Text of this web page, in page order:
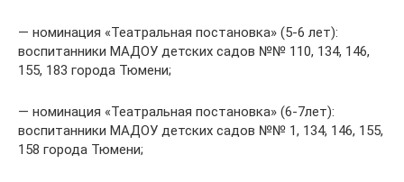
— номинация «Театральная постановка» (5-6 лет):
воспитанники МАДОУ детских садов №№ 110, 134, 146,
155, 183 города Тюмени;
— номинация «Театральная постановка» (6-7лет):
воспитанники МАДОУ детских садов №№ 1, 134, 146, 155,
158 города Тюмени;